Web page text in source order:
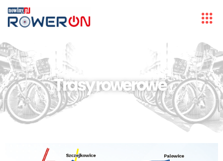
Trasy rowerowe